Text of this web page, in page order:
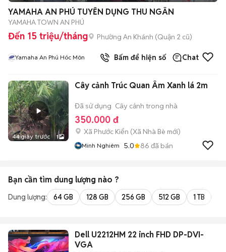
YAMAHA AN PHÚ TUYỂN DỤNG THU NGÂN
YAMAHA TOWN AN PHÚ
Đến 15 triệu/tháng Phường An Khánh (Quận 2 cũ)
Yamaha An Phú Hóc Môn Bấm để hiện số Chat
44 giây trước 1
Cây cảnh Trúc Quan Âm Xanh lá 2m
Đã sử dụng Cây cảnh trong nhà
350.000 đ
Xã Phước Kiển (Xã Nhà Bè mới)
Minh Nghiêm 5.0 86 đã bán
Bạn cần tìm dung lượng nào ?
Dung lượng: 64 GB 128 GB 256 GB 512 GB 1 TB
Dell U2212HM 22 inch FHD DP-DVI-
VGA